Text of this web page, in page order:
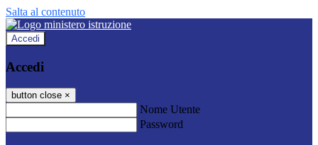
Salta al contenuto
Accedi
Accedi
button close ×
Nome Utente
Password